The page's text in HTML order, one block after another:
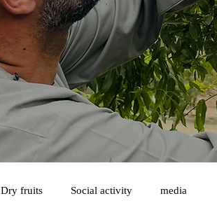
Dry fruits Social activity media